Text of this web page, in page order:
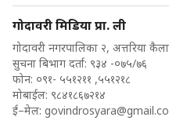
गोदावरी मिडिया प्रा. ली
गोदावरी नगरपालिका २, अत्तरिया
सुचना बिभाग दर्ता: ९३४ -०७५/७६
फोन: ०९१- ५५१२११ ,५५१२१८
मोबाईल: ९८४१८६७२१४
ई–मेल: